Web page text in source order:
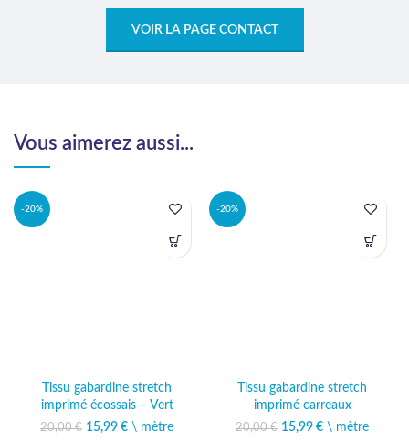
VOIR LA PAGE CONTACT
Vous aimerez aussi...
-20%
Tissu gabardine stretch
imprimé écossais – Vert
20,00€
Le prix initial était :
15,99 €
Le prix
\ mètre
-20%
Tissu gabardine stretch
imprimé carreaux
20,00€
Le prix initial était :
15,99 €
Le prix
\ mètre